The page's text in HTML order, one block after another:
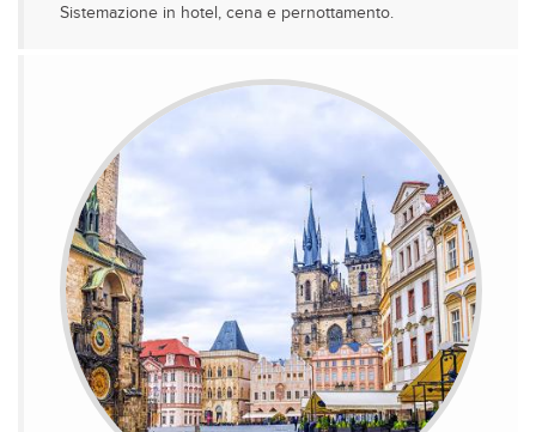
Sistemazione in hotel, cena e pernottamento.